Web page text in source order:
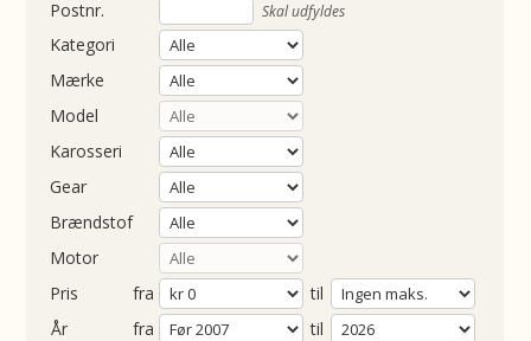
Skal udfyldes
Kategori
Mærke
Model
Karosseri
Gear
Brændstof
Motor
Pris
fra
til
fra
til